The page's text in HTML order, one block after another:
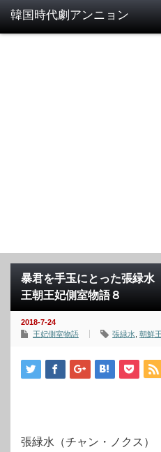
暴君を手玉にとった張緑水
王朝王妃側室物語８
2018-7-24
王妃側室物語
張緑水 朝鮮
張緑水（チャン・ノクス）